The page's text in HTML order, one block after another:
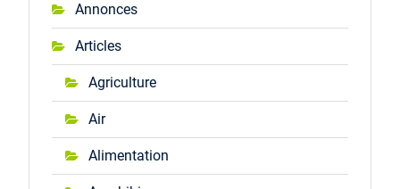
Annonces
Articles
Agriculture
Air
Alimentation